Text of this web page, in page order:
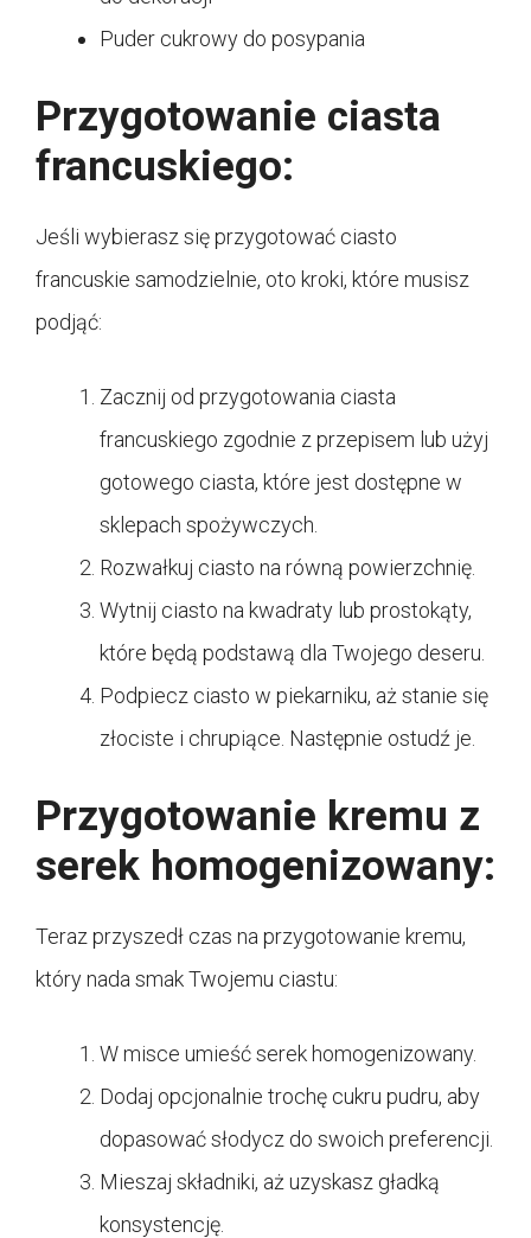
Puder cukrowy do posypania
Przygotowanie ciasta
francuskiego:
Jeśli wybierasz się przygotować ciasto
francuskie samodzielnie, oto kroki, które musisz
podjąć:
Zacznij od przygotowania ciasta
francuskiego zgodnie z przepisem lub użyj
gotowego ciasta, które jest dostępne w
sklepach spożywczych.
Rozwałkuj ciasto na równą powierzchnię.
Wytnij ciasto na kwadraty lub prostokąty,
które będą podstawą dla Twojego deseru.
Podpiecz ciasto w piekarniku, aż stanie się
złociste i chrupiące. Następnie ostudź je.
Przygotowanie kremu z
serek homogenizowany:
Teraz przyszedł czas na przygotowanie kremu,
który nada smak Twojemu ciastu:
W misce umieść serek homogenizowany.
Dodaj opcjonalnie trochę cukru pudru, aby
dopasować słodycz do swoich preferencji.
Mieszaj składniki, aż uzyskasz gładką
konsystencję.